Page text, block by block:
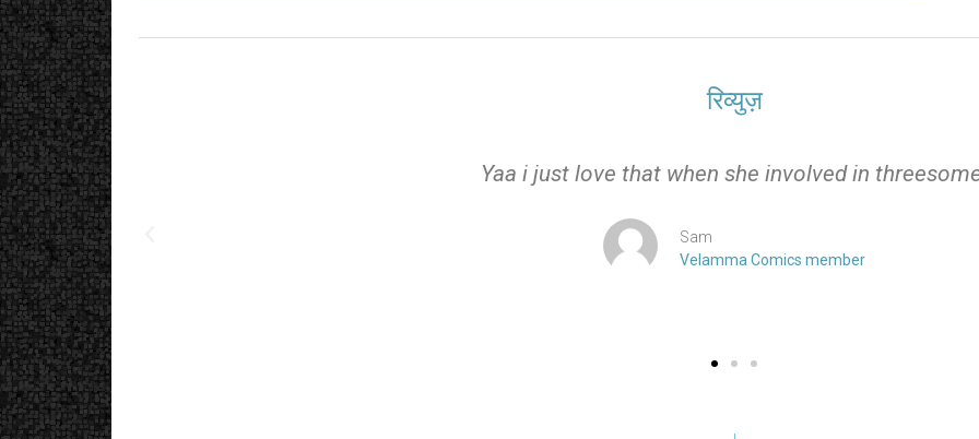
रिव्युज़
Yaa i just love that when she involved in
Sam
Velamma Comics member